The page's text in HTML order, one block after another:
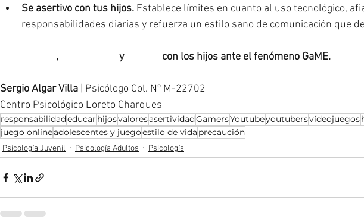
Se asertivo con tus hijos. Establece límites en cuanto al uso tecnológico,
responsabilidades diarias y refuerza un estilo sano de comunicación que
, y con los hijos ante el fenómeno GaME.
Sergio Algar Villa | Psicólogo Col. Nº M-22702
Centro Psicológico Loreto Charques
responsabilidadeducar hijosvaloresasertividadGamersYoutubeyoutubersvídeojuegos
juego onlineadolescentes y juegoestilo de vida precaución
Psicología Juvenil Psicología Adultos Psicología